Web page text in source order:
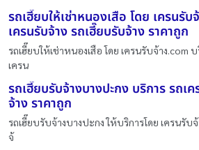
รถเฮี๊ยบให้เช่าหนองเสือ โดย เครนรั
เครนรับจ้าง รถเฮี๊ยบรับจ้าง ราคาถูก
รถเฮี๊ยบให้เช่าหนองเสือ โดย เครนรับจ้าง.com
เครน
รถเฮี๊ยบรับจ้างบางปะกง บริการ รถเ
จ้าง ราคาถูก
รถเฮี๊ยบรับจ้างบางปะกง ให้บริการโดย เครนรับ
จ้